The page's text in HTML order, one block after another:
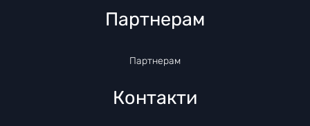
Партнерам
Партнерам
Контакти